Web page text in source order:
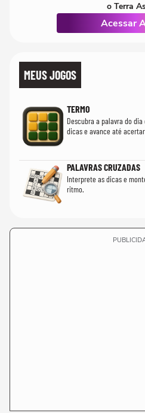
o Terra
Acessar
MEUS JOGOS
TERMO
Descubra a palavra do
dicas e avance até
PALAVRAS CRUZADAS
Interprete as dicas e
ritmo.